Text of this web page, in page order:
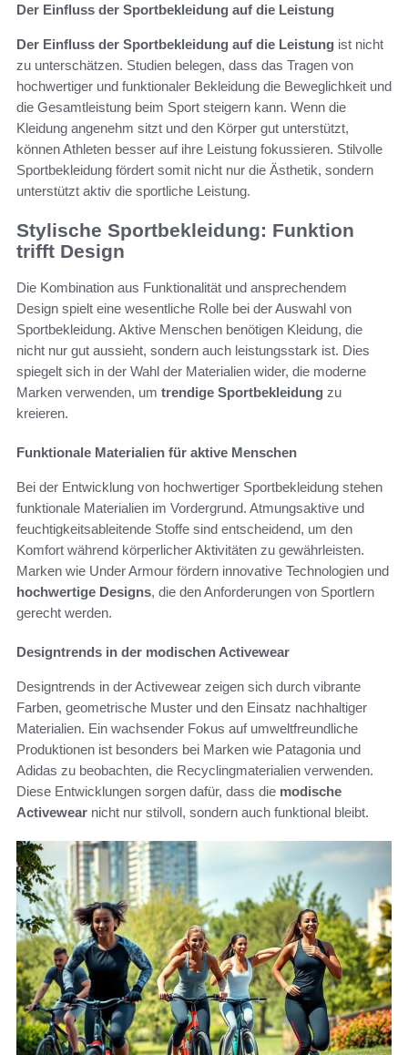
Der Einfluss der Sportbekleidung auf die Leistung
Der Einfluss der Sportbekleidung auf die Leistung ist nicht
zu unterschätzen. Studien belegen, dass das Tragen von
hochwertiger und funktionaler Bekleidung die Beweglichkeit und
die Gesamtleistung beim Sport steigern kann. Wenn die
Kleidung angenehm sitzt und den Körper gut unterstützt,
können Athleten besser auf ihre Leistung fokussieren. Stilvolle
Sportbekleidung fördert somit nicht nur die Ästhetik, sondern
unterstützt aktiv die sportliche Leistung.
Stylische Sportbekleidung: Funktion
trifft Design
Die Kombination aus Funktionalität und ansprechendem
Design spielt eine wesentliche Rolle bei der Auswahl von
Sportbekleidung. Aktive Menschen benötigen Kleidung, die
nicht nur gut aussieht, sondern auch leistungsstark ist. Dies
spiegelt sich in der Wahl der Materialien wider, die moderne
Marken verwenden, um trendige Sportbekleidung zu
kreieren.
Funktionale Materialien für aktive Menschen
Bei der Entwicklung von hochwertiger Sportbekleidung stehen
funktionale Materialien im Vordergrund. Atmungsaktive und
feuchtigkeitsableitende Stoffe sind entscheidend, um den
Komfort während körperlicher Aktivitäten zu gewährleisten.
Marken wie Under Armour fördern innovative Technologien und
hochwertige Designs, die den Anforderungen von Sportlern
gerecht werden.
Designtrends in der modischen Activewear
Designtrends in der Activewear zeigen sich durch vibrante
Farben, geometrische Muster und den Einsatz nachhaltiger
Materialien. Ein wachsender Fokus auf umweltfreundliche
Produktionen ist besonders bei Marken wie Patagonia und
Adidas zu beobachten, die Recyclingmaterialien verwenden.
Diese Entwicklungen sorgen dafür, dass die modische
Activewear nicht nur stilvoll, sondern auch funktional bleibt.